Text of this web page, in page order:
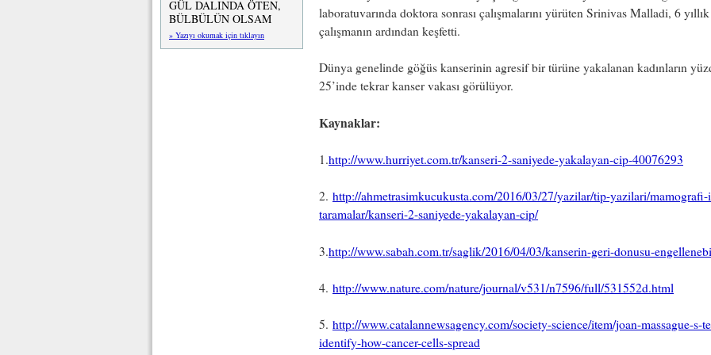
GÜL DALINDA ÖTEN,
BÜLBÜLÜN OLSAM
» Yazıyı okumak için tıklayın
laboratuvarında doktora sonrası çalışmalarını yürüten Srinivas Malladi, 6
çalışmanın ardından keşfetti.
Dünya genelinde göğüs kanserinin agresif bir türüne yakalanan kadınların
25’inde tekrar kanser vakası görülüyor.
Kaynaklar:
1.http://www.hurriyet.com.tr/kanseri-2-saniyede-yakalayan-cip-40076293
2. http://ahmetrasimkucukusta.com/2016/03/27/yazilar/tip-yazilari/
taramalar/kanseri-2-saniyede-yakalayan-cip/
3.http://www.sabah.com.tr/saglik/2016/04/03/kanserin-geri-donusu-
4. http://www.nature.com/nature/journal/v531/n7596/full/531552d.html
5. http://www.catalannewsagency.com/society-science/item/joan-massague-s-
identify-how-cancer-cells-spread